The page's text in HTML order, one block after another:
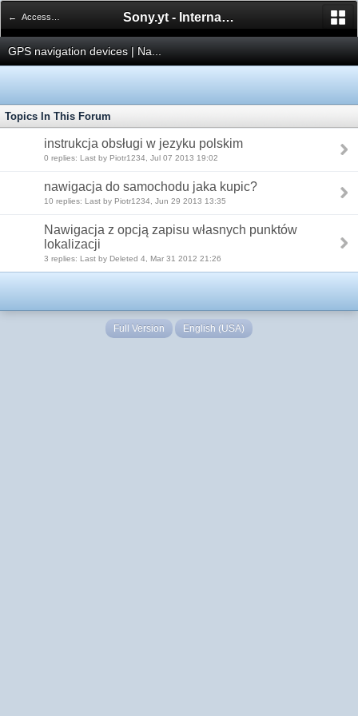
← Accessories | Akcesoria Sony.yt - International Sony Forum
GPS navigation devices | Na...
Topics In This Forum
instrukcja obsługi w jezyku polskim
0 replies: Last by Piotr1234, Jul 07 2013 19:02
nawigacja do samochodu jaka kupic?
10 replies: Last by Piotr1234, Jun 29 2013 13:35
Nawigacja z opcją zapisu własnych punktów
lokalizacji
3 replies: Last by Deleted 4, Mar 31 2012 21:26
Full Version English (USA)